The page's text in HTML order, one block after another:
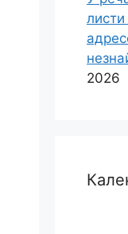
листи
2026